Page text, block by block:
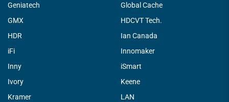
Geniatech
Global Cache
GMX
HDCVT Tech.
HDR
Ian Canada
iFi
Innomaker
Inny
iSmart
Ivory
Keene
Kramer
LAN